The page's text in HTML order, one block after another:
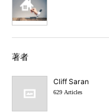
著者
Cliff Saran
629 Articles